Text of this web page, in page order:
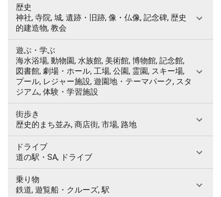
歴史
神社, 寺院, 城, 遺跡・旧跡, 像・仏像, 記念碑, 歴史
的建造物, 教会
遊ぶ・学ぶ
海水浴場, 動物園, 水族館, 美術館, 博物館, 記念館,
図書館, 劇場・ホール, 工場, 公園, 霊園, スキー場,
プール, レジャー施設, 遊園地・テーマパーク, スタ
ジアム, 体験・学習施設
街歩き
歴史的まち並み, 商店街, 市場, 路地
ドライブ
道の駅・SA, ドライブ
乗り物
鉄道, 遊覧船・クルーズ, 駅